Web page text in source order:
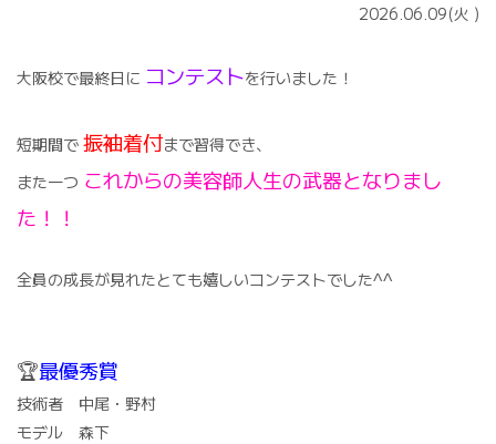
2026.06.09(火 )
大阪校で最終日に コンテストを行いました！
短期間で 振袖着付まで習得でき、
また一つ これからの美容師人生の武器となりまし
た！！
全員の成長が見れたとても嬉しいコンテストでした^^
🏆最優秀賞
技術者 中尾・野村
モデル 森下